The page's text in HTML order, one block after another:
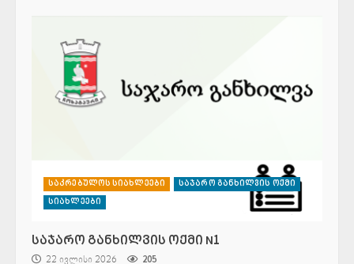
საკრებულოს სიახლეები საჯარო განხილვის ოქმი
სიახლეები
საჯარო განხილვის ოქმი N1
22 ივლისი 2026 205